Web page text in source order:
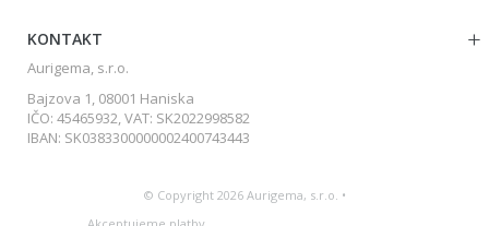
KONTAKT
Aurigema, s.r.o.
Bajzova 1, 08001 Haniska
IČO: 45465932, VAT: SK2022998582
IBAN: SK0383300000002400743443
© Copyright 2026 Aurigema, s.r.o. •